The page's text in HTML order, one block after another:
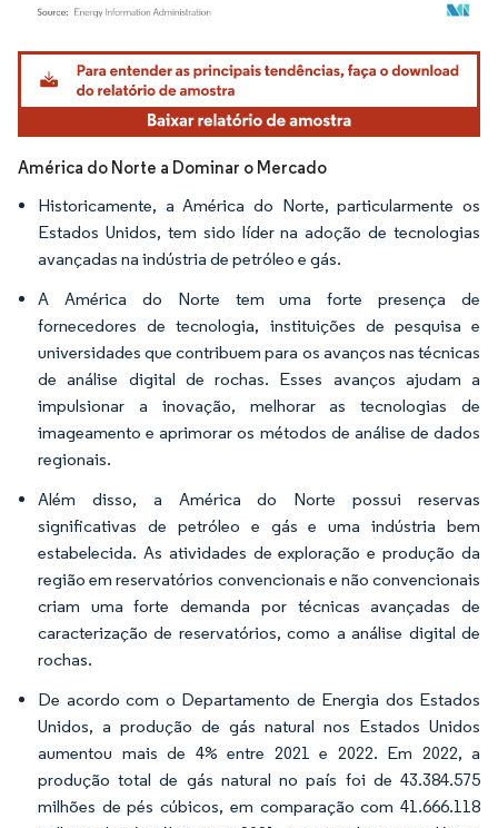
Imagem © Mordor Intelligence. O reuso requer atribuição conforme CC BY 4.0.
América do Norte a Dominar o Mercado
Historicamente, a América do Norte, particularmente os
Estados Unidos, tem sido líder na adoção de tecnologias
avançadas na indústria de petróleo e gás.
A América do Norte tem uma forte presença de
fornecedores de tecnologia, instituições de pesquisa e
universidades que contribuem para os avanços nas técnicas
de análise digital de rochas. Esses avanços ajudam a
impulsionar a inovação, melhorar as tecnologias de
imageamento e aprimorar os métodos de análise de dados
regionais.
Além disso, a América do Norte possui reservas
significativas de petróleo e gás e uma indústria bem
estabelecida. As atividades de exploração e produção da
região em reservatórios convencionais e não convencionais
criam uma forte demanda por técnicas avançadas de
caracterização de reservatórios, como a análise digital de
rochas.
De acordo com o Departamento de Energia dos Estados
Unidos, a produção de gás natural nos Estados Unidos
aumentou mais de 4% entre 2021 e 2022. Em 2022, a
produção total de gás natural no país foi de 43.384.575
milhões de pés cúbicos, em comparação com 41.666.118